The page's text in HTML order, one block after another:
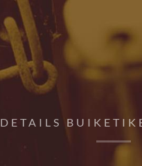
DETAILS